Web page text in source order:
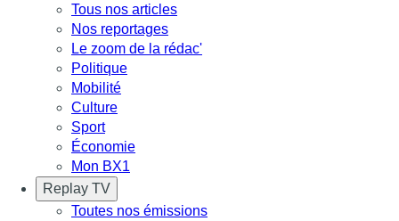
Tous nos articles
Nos reportages
Le zoom de la rédac'
Politique
Mobilité
Culture
Sport
Économie
Mon BX1
Replay TV
Toutes nos émissions